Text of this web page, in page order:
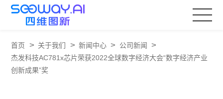
首页 > 关于我们 > 新闻中心 > 公司新闻 >
杰发科技AC781x芯片荣获2022全球数字经济大会“数字经济产业
创新成果”奖